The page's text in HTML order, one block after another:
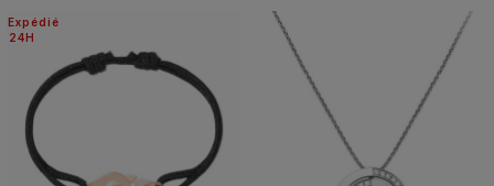
24H
Expédié